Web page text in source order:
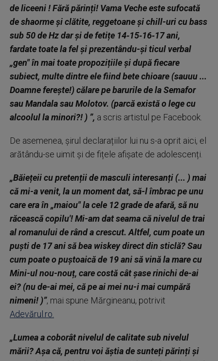
de liceeni ! Fără părinți! Vama Veche este sufocată
de shaorme și clătite, reggetoane și chill-uri cu bass
sub 50 de Hz dar și de fetițe 14‑15‑16‑17 ani,
fardate toate la fel și prezentându-și ticul verbal
„gen" în mai toate propozițiile și după fiecare
subiect, multe dintre ele fiind bete chioare (sauuu ...
Doamne ferește!) călare pe barurile de la Semafor
sau Mandala sau Molotov. (parcă există o lege cu
alcoolul la minori?! ) ”, a scris artistul pe Facebook.
De asemenea, șirul declarațiilor lui nu s-a oprit aici, el
arătându-se uimit și de fițele afișate de adolescenți.
„Băiețeii cu pretenții de masculi interesanți (... ) mai
că mi-a venit, la un moment dat, să-l îmbrac pe unu
care era în „maiou" la cele 12 grade de afară, să nu
răcească copilu'! Mi-am dat seama că nivelul de trai
al romanului de rând a crescut. Altfel, cum poate un
puști de 17 ani să bea wiskey direct din sticlă? Sau
cum poate o puștoaică de 19 ani să vină la mare cu
Mini-ul nou-nouț, care costă cât șase rinichi de-ai
ei? (nu de-ai mei, că pe ai mei nu-i mai cumpără
nimeni! )”, mai spune Mărgineanu, potrivit
Adevărul.ro.
„Lumea a coborât nivelul de calitate sub nivelul
mării? Așa că, pentru voi ăștia de sunteți părinți și